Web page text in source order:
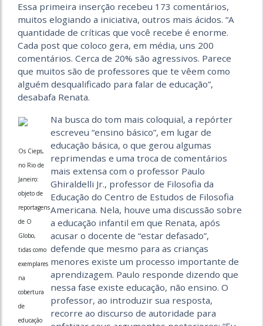
Essa primeira inserção recebeu 173 comentários,
muitos elogiando a iniciativa, outros mais ácidos. “A
quantidade de críticas que você recebe é enorme.
Cada post que coloco gera, em média, uns 200
comentários. Cerca de 20% são agressivos. Parece
que muitos são de professores que te vêem como
alguém desqualificado para falar de educação”,
desabafa Renata.
Os Cieps,
no Rio de
Janeiro:
objeto de
reportagens
de O
Globo,
tidas como
exemplares
na
cobertura
de
educação
Na busca do tom mais coloquial, a repórter
escreveu “ensino básico”, em lugar de
educação básica, o que gerou algumas
reprimendas e uma troca de comentários
mais extensa com o professor Paulo
Ghiraldelli Jr., professor de Filosofia da
Educação do Centro de Estudos de Filosofia
Americana. Nela, houve uma discussão sobre
a educação infantil em que Renata, após
acusar o docente de “estar defasado”,
defende que mesmo para as crianças
menores existe um processo importante de
aprendizagem. Paulo responde dizendo que
nessa fase existe educação, não ensino. O
professor, ao introduzir sua resposta,
recorre ao discurso de autoridade para